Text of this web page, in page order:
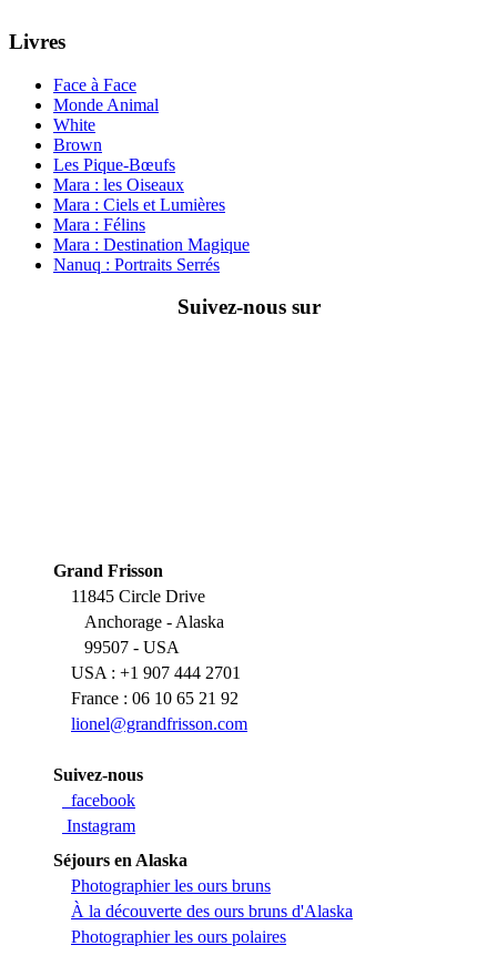
Livres
Face à Face
Monde Animal
White
Brown
Les Pique-Bœufs
Mara : les Oiseaux
Mara : Ciels et Lumières
Mara : Félins
Mara : Destination Magique
Nanuq : Portraits Serrés
Suivez-nous sur
Grand Frisson
11845 Circle Drive
Anchorage - Alaska
99507 - USA
USA : +1 907 444 2701
France : 06 10 65 21 92
lionel@grandfrisson.com
Suivez-nous
facebook
Instagram
Séjours en Alaska
Photographier les ours bruns
À la découverte des ours bruns d'Alaska
Photographier les ours polaires